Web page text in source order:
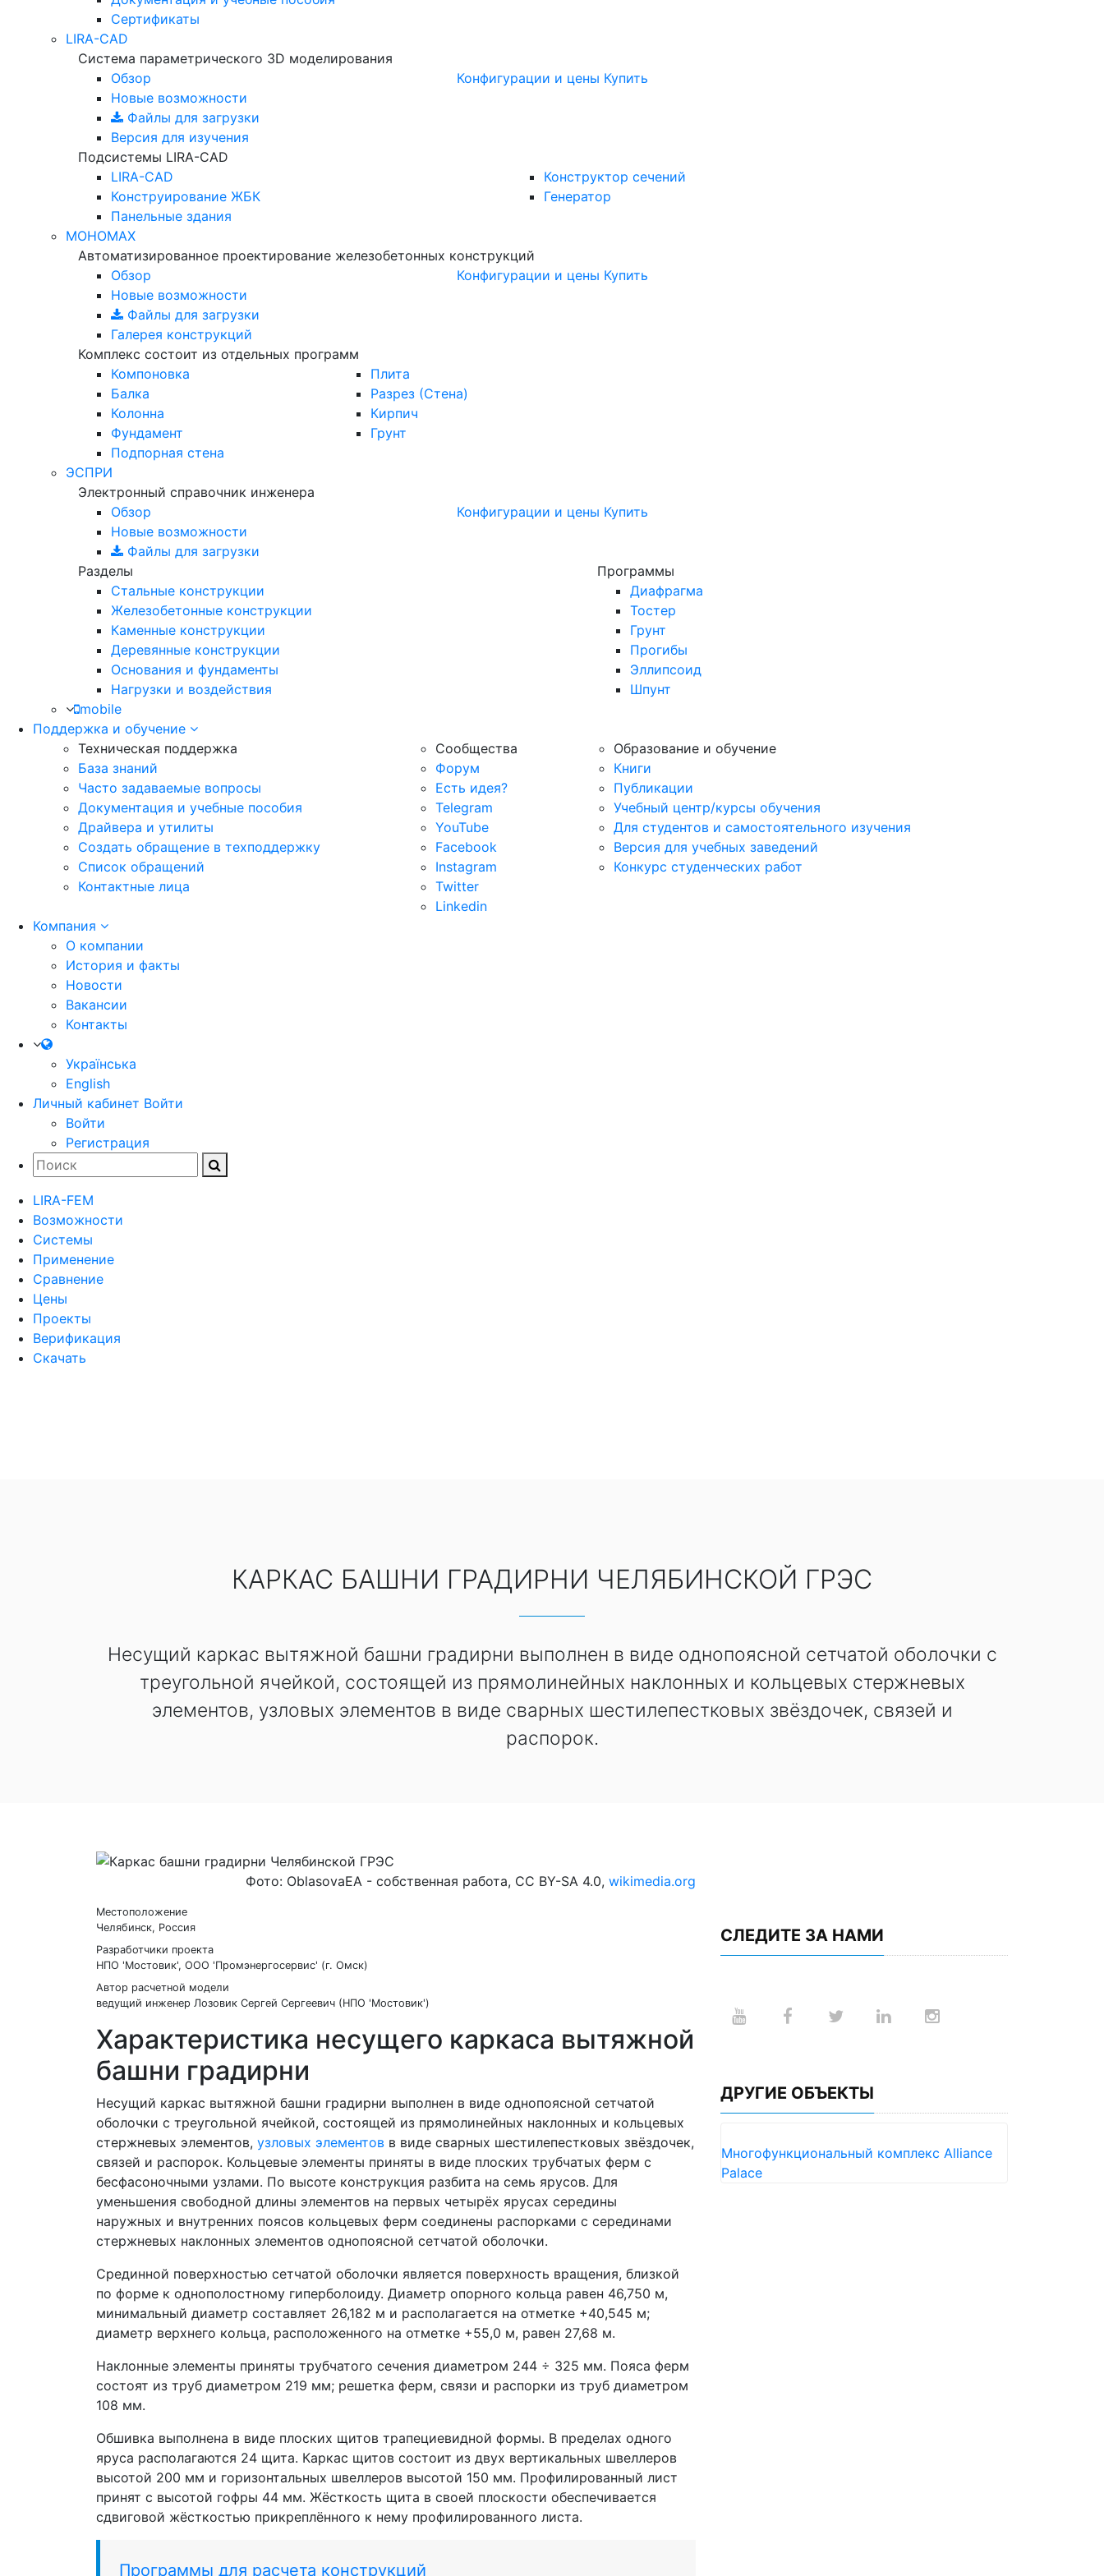
Сертификаты
LIRA-CAD
Система параметрического 3D моделирования
Обзор
Новые возможности
Файлы для загрузки
Версия для изучения
Конфигурации и цены Купить
Подсистемы LIRA-CAD
LIRA-CAD
Конструирование ЖБК
Панельные здания
Конструктор сечений
Генератор
МОНОМАХ
Автоматизированное проектирование железобетонных конструкций
Обзор
Новые возможности
Файлы для загрузки
Галерея конструкций
Конфигурации и цены Купить
Комплекс состоит из отдельных программ
Компоновка
Балка
Колонна
Фундамент
Подпорная стена
Плита
Разрез (Стена)
Кирпич
Грунт
ЭСПРИ
Электронный справочник инженера
Обзор
Новые возможности
Файлы для загрузки
Конфигурации и цены Купить
Разделы
Программы
Стальные конструкции
Железобетонные конструкции
Каменные конструкции
Деревянные конструкции
Основания и фундаменты
Нагрузки и воздействия
Диафрагма
Тостер
Грунт
Прогибы
Эллипсоид
Шпунт
mobile
Поддержка и обучение
Техническая поддержка
База знаний
Часто задаваемые вопросы
Документация и учебные пособия
Драйвера и утилиты
Создать обращение в техподдержку
Список обращений
Контактные лица
Сообщества
Форум
Есть идея?
Telegram
YouTube
Facebook
Instagram
Twitter
Linkedin
Образование и обучение
Книги
Публикации
Учебный центр/курсы обучения
Для студентов и самостоятельного изучения
Версия для учебных заведений
Конкурс студенческих работ
Компания
О компании
История и факты
Новости
Вакансии
Контакты
Українська
English
Личный кабинет Войти
Войти
Регистрация
LIRA-FEM
Возможности
Cистемы
Применение
Сравнение
Цены
Проекты
Верификация
Скачать
КАРКАС БАШНИ ГРАДИРНИ ЧЕЛЯБИНСКОЙ ГРЭС
Несущий каркас вытяжной башни градирни выполнен в виде однопоясной сетчатой оболочки с
треугольной ячейкой, состоящей из прямолинейных наклонных и кольцевых стержневых
элементов, узловых элементов в виде сварных шестилепестковых звёздочек, связей и
распорок.
Фото: OblasovaEA - собственная работа, CC BY-SA 4.0, wikimedia.org
Местоположение
Челябинск, Россия
Разработчики проекта
НПО 'Мостовик', ООО 'Промэнергосервис' (г. Омск)
Автор расчетной модели
ведущий инженер Лозовик Сергей Сергеевич (НПО 'Мостовик')
Характеристика несущего каркаса вытяжной
башни градирни
Несущий каркас вытяжной башни градирни выполнен в виде однопоясной сетчатой
оболочки с треугольной ячейкой, состоящей из прямолинейных наклонных и кольцевых
стержневых элементов, узловых элементов в виде сварных шестилепестковых звёздочек,
связей и распорок. Кольцевые элементы приняты в виде плоских трубчатых ферм с
бесфасоночными узлами. По высоте конструкция разбита на семь ярусов. Для
уменьшения свободной длины элементов на первых четырёх ярусах середины
наружных и внутренних поясов кольцевых ферм соединены распорками с серединами
стержневых наклонных элементов однопоясной сетчатой оболочки.
Срединной поверхностью сетчатой оболочки является поверхность вращения, близкой
по форме к однополостному гиперболоиду. Диаметр опорного кольца равен 46,750 м,
минимальный диаметр составляет 26,182 м и располагается на отметке +40,545 м;
диаметр верхнего кольца, расположенного на отметке +55,0 м, равен 27,68 м.
Наклонные элементы приняты трубчатого сечения диаметром 244 ÷ 325 мм. Пояса ферм
состоят из труб диаметром 219 мм; решетка ферм, связи и распорки из труб диаметром
108 мм.
Обшивка выполнена в виде плоских щитов трапециевидной формы. В пределах одного
яруса располагаются 24 щита. Каркас щитов состоит из двух вертикальных швеллеров
высотой 200 мм и горизонтальных швеллеров высотой 150 мм. Профилированный лист
принят с высотой гофры 44 мм. Жёсткость щита в своей плоскости обеспечивается
сдвиговой жёсткостью прикреплённого к нему профилированного листа.
Программы для расчета конструкций
СЛЕДИТЕ ЗА НАМИ
ДРУГИЕ ОБЪЕКТЫ
Многофункциональный комплекс Alliance
Palace